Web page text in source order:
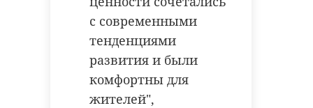
с современными
тенденциями
развития и были
комфортны для
жителей",